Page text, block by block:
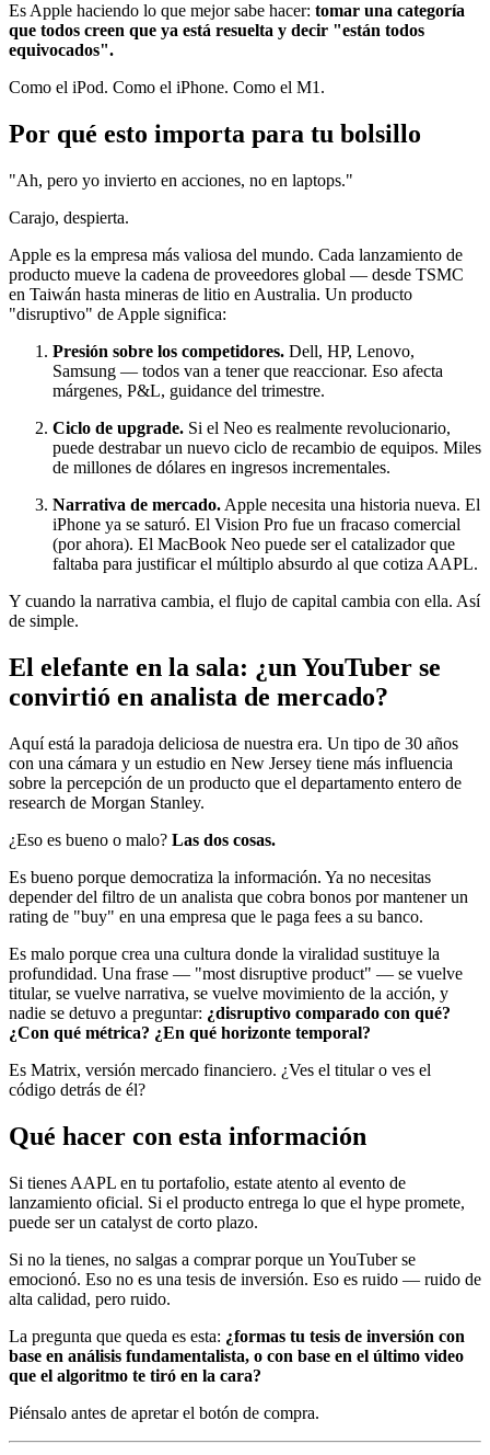
Es Apple haciendo lo que mejor sabe hacer: tomar una categoría
que todos creen que ya está resuelta y decir "están todos
equivocados".
Como el iPod. Como el iPhone. Como el M1.
Por qué esto importa para tu bolsillo
"Ah, pero yo invierto en acciones, no en laptops."
Carajo, despierta.
Apple es la empresa más valiosa del mundo. Cada lanzamiento de
producto mueve la cadena de proveedores global — desde TSMC
en Taiwán hasta mineras de litio en Australia. Un producto
"disruptivo" de Apple significa:
Presión sobre los competidores. Dell, HP, Lenovo,
Samsung — todos van a tener que reaccionar. Eso afecta
márgenes, P&L, guidance del trimestre.
Ciclo de upgrade. Si el Neo es realmente revolucionario,
puede destrabar un nuevo ciclo de recambio de equipos. Miles
de millones de dólares en ingresos incrementales.
Narrativa de mercado. Apple necesita una historia nueva. El
iPhone ya se saturó. El Vision Pro fue un fracaso comercial
(por ahora). El MacBook Neo puede ser el catalizador que
faltaba para justificar el múltiplo absurdo al que cotiza AAPL.
Y cuando la narrativa cambia, el flujo de capital cambia con ella. Así
de simple.
El elefante en la sala: ¿un YouTuber se
convirtió en analista de mercado?
Aquí está la paradoja deliciosa de nuestra era. Un tipo de 30 años
con una cámara y un estudio en New Jersey tiene más influencia
sobre la percepción de un producto que el departamento entero de
research de Morgan Stanley.
¿Eso es bueno o malo? Las dos cosas.
Es bueno porque democratiza la información. Ya no necesitas
depender del filtro de un analista que cobra bonos por mantener un
rating de "buy" en una empresa que le paga fees a su banco.
Es malo porque crea una cultura donde la viralidad sustituye la
profundidad. Una frase — "most disruptive product" — se vuelve
titular, se vuelve narrativa, se vuelve movimiento de la acción, y
nadie se detuvo a preguntar: ¿disruptivo comparado con qué?
¿Con qué métrica? ¿En qué horizonte temporal?
Es Matrix, versión mercado financiero. ¿Ves el titular o ves el
código detrás de él?
Qué hacer con esta información
Si tienes AAPL en tu portafolio, estate atento al evento de
lanzamiento oficial. Si el producto entrega lo que el hype promete,
puede ser un catalyst de corto plazo.
Si no la tienes, no salgas a comprar porque un YouTuber se
emocionó. Eso no es una tesis de inversión. Eso es ruido — ruido de
alta calidad, pero ruido.
La pregunta que queda es esta: ¿formas tu tesis de inversión con
base en análisis fundamentalista, o con base en el último video
que el algoritmo te tiró en la cara?
Piénsalo antes de apretar el botón de compra.